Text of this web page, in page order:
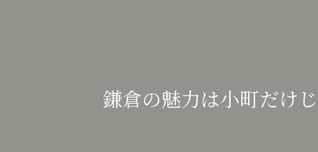
鎌倉の魅力は小町だけ